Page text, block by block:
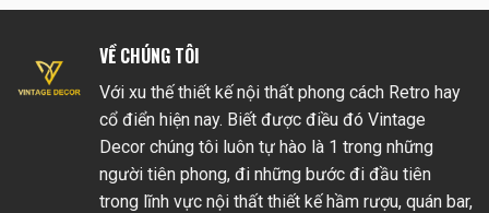
VỀ CHÚNG TÔI
Với xu thế thiết kế nội thất phong cách Retro hay
cổ điển hiện nay. Biết được điều đó Vintage
Decor chúng tôi luôn tự hào là 1 trong những
người tiên phong, đi những bước đi đầu tiên
trong lĩnh vực nội thất thiết kế hầm rượu, quán bar,